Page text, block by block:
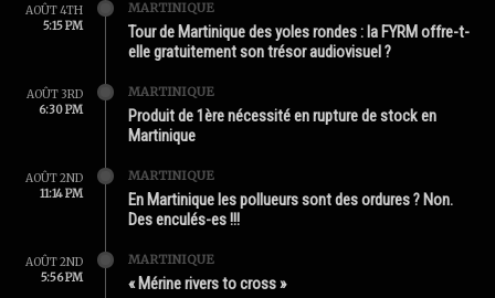
AOÛT 4TH
5:15 PM
MARTINIQUE
Tour de Martinique des yoles rondes : la FYRM offre-t-
elle gratuitement son trésor audiovisuel ?
AOÛT 3RD
6:30 PM
MARTINIQUE
Produit de 1ère nécessité en rupture de stock en
Martinique
AOÛT 2ND
11:14 PM
MARTINIQUE
En Martinique les pollueurs sont des ordures ? Non.
Des enculés-es !!!
AOÛT 2ND
5:56 PM
MARTINIQUE
« Mérine rivers to cross »